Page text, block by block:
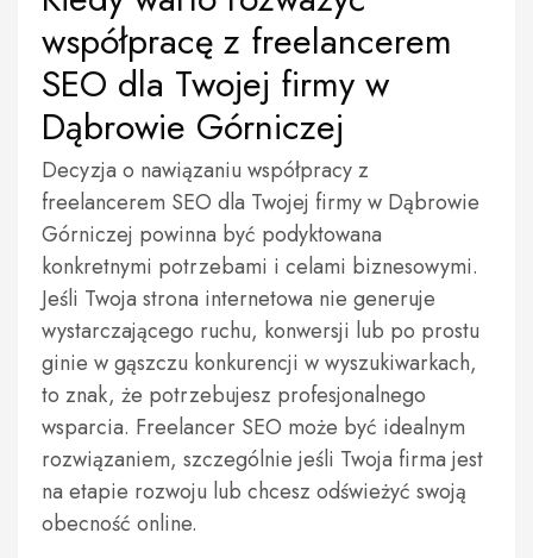
współpracę z freelancerem
SEO dla Twojej firmy w
Dąbrowie Górniczej
Decyzja o nawiązaniu współpracy z
freelancerem SEO dla Twojej firmy w Dąbrowie
Górniczej powinna być podyktowana
konkretnymi potrzebami i celami biznesowymi.
Jeśli Twoja strona internetowa nie generuje
wystarczającego ruchu, konwersji lub po prostu
ginie w gąszczu konkurencji w wyszukiwarkach,
to znak, że potrzebujesz profesjonalnego
wsparcia. Freelancer SEO może być idealnym
rozwiązaniem, szczególnie jeśli Twoja firma jest
na etapie rozwoju lub chcesz odświeżyć swoją
obecność online.